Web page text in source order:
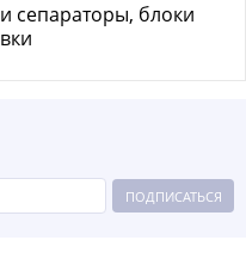
сепараторы, блоки
ПОДПИСАТЬСЯ